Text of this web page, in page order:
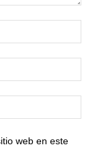
web en este